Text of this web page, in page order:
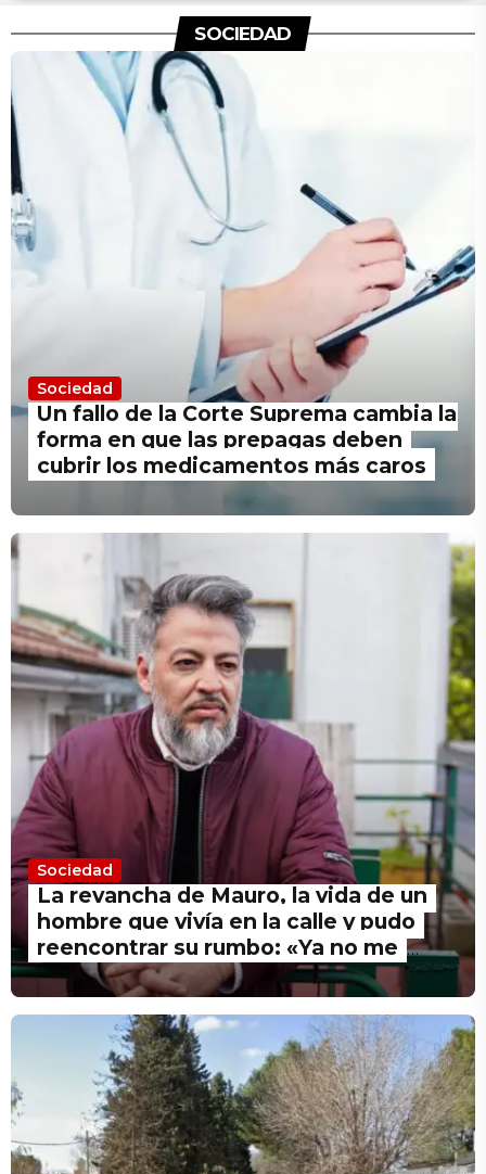
SOCIEDAD
Sociedad
Un fallo de la Corte Suprema cambia la
forma en que las prepagas deben
cubrir los medicamentos más caros
Sociedad
La revancha de Mauro, la vida de un
hombre que vivía en la calle y pudo
reencontrar su rumbo: «Ya no me
reprocho»